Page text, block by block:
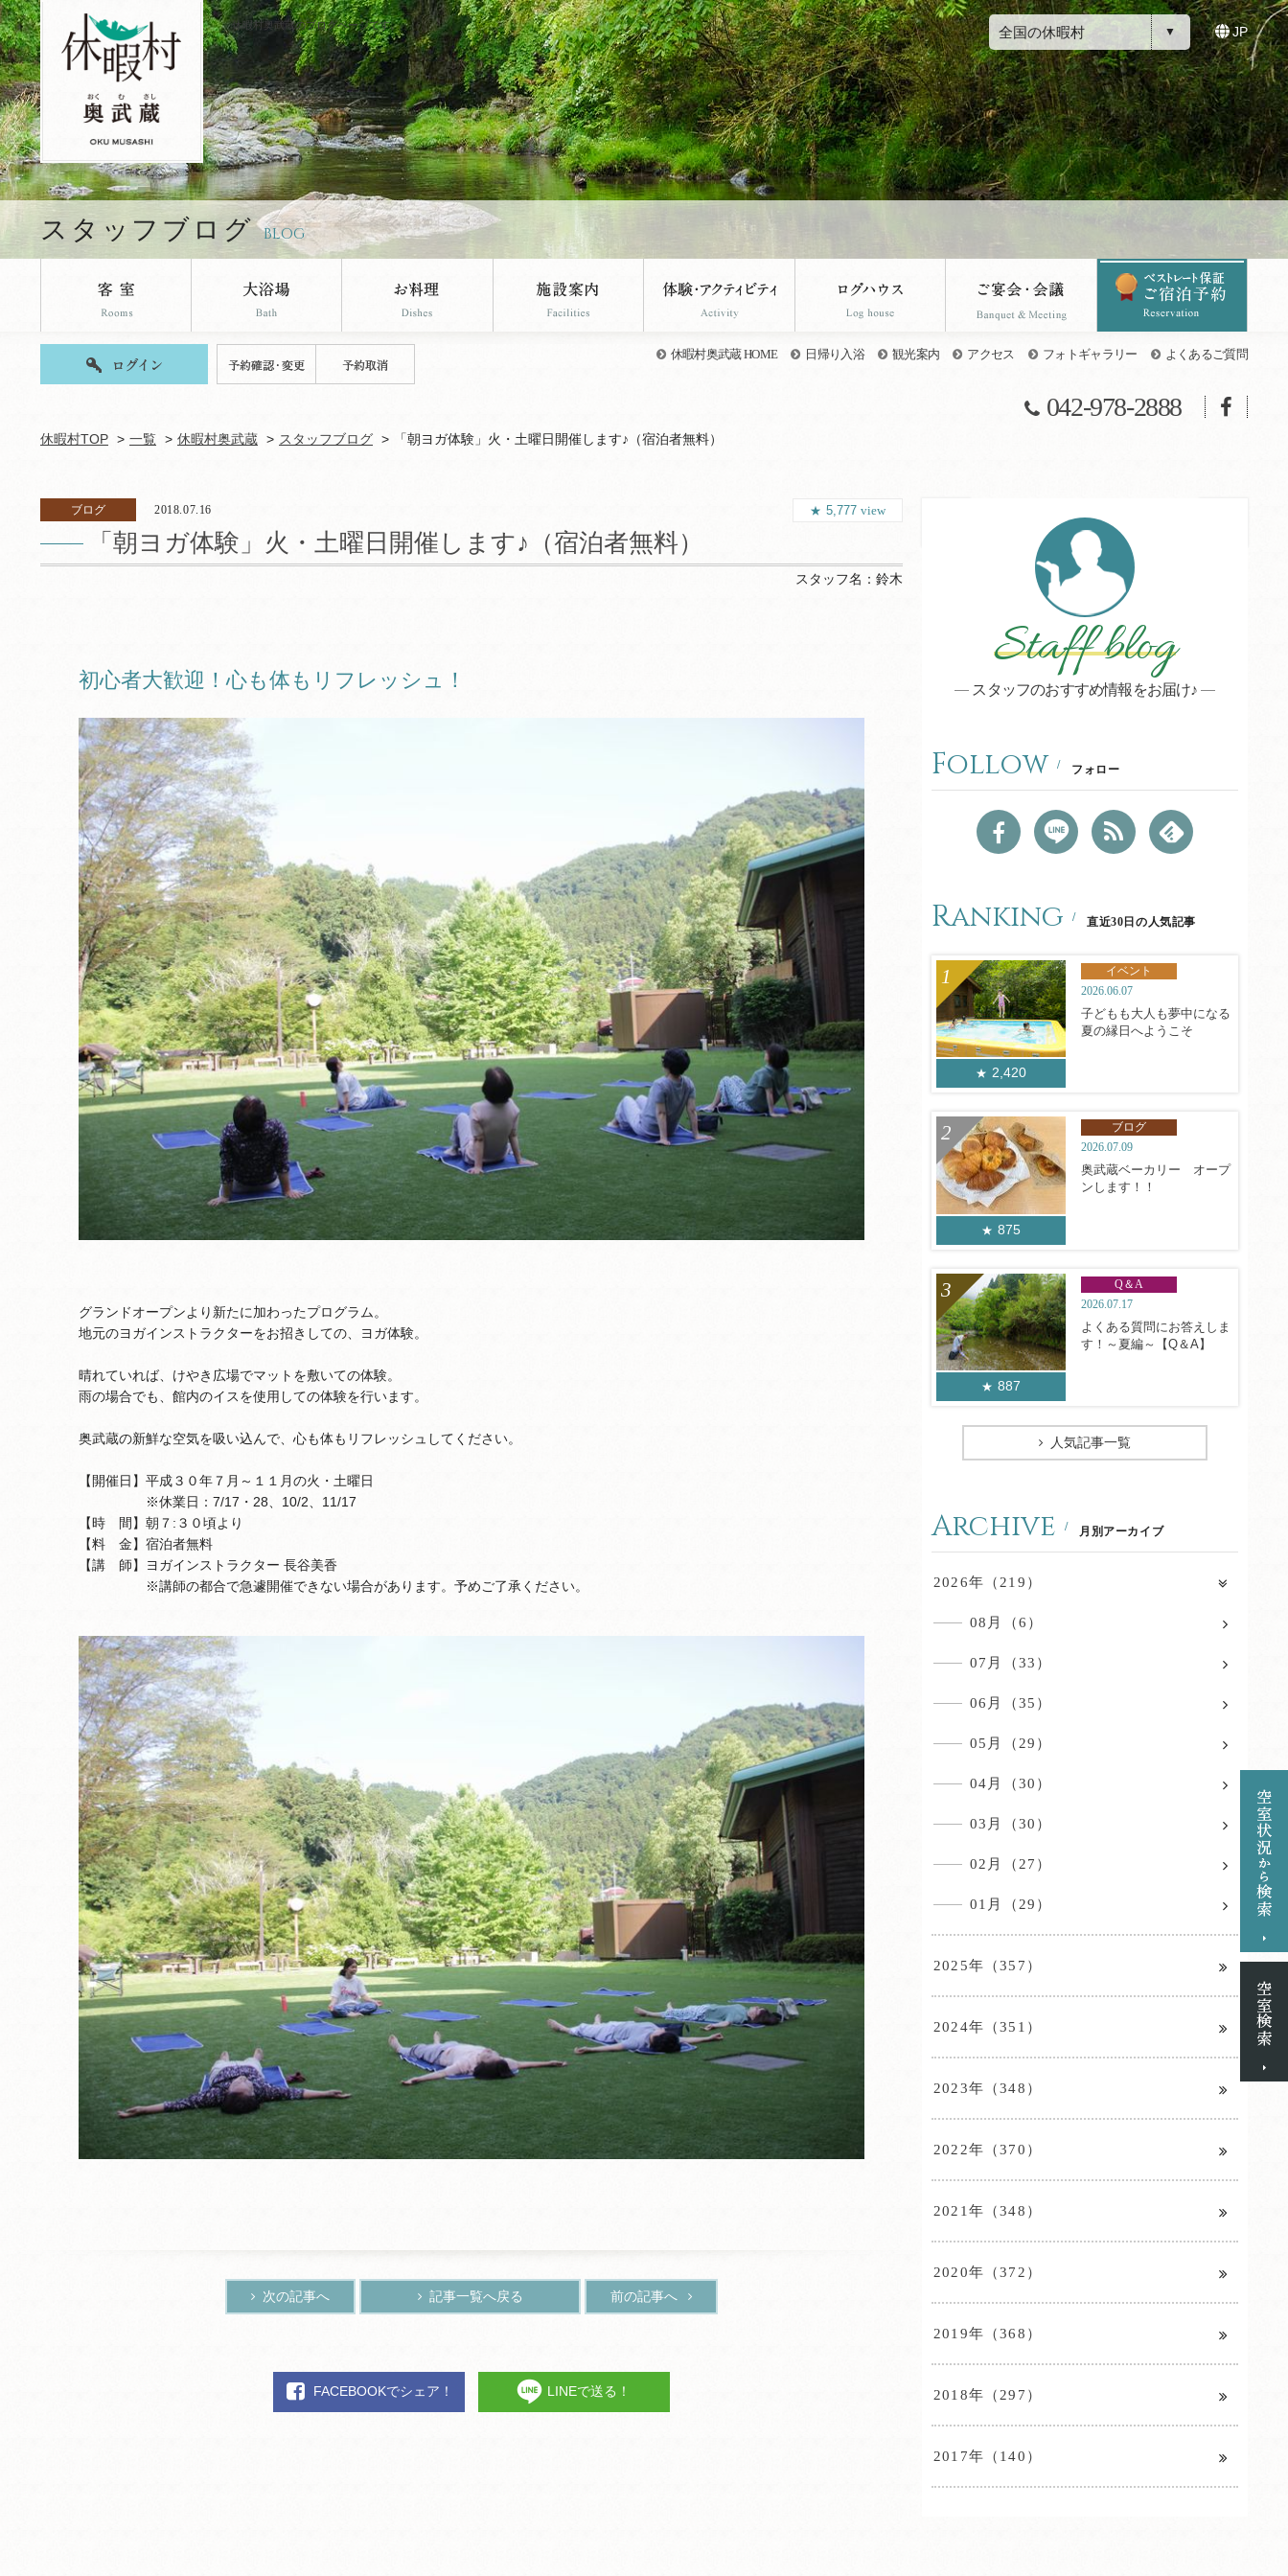
休暇村奥武蔵のブログページです。 全国の休暇村 JP
スタッフブログ BLOG
休暇村奥武蔵 HOME 日帰り入浴 観光案内 アクセス フォトギャラリー よくあるご質問
042-978-2888
休暇村TOP 一覧 休暇村奥武蔵 スタッフブログ 「朝ヨガ体験」火・土曜日開催します♪（宿泊者無料）
ブログ 2018.07.16
「朝ヨガ体験」火・土曜日開催します♪（宿泊者無料）
5,777 view
スタッフ名： 鈴木
初心者大歓迎！心も体もリフレッシュ！
グランドオープンより新たに加わったプログラム。
地元のヨガインストラクターをお招きしての、ヨガ体験。
晴れていれば、けやき広場でマットを敷いての体験。
雨の場合でも、館内のイスを使用しての体験を行います。
奥武蔵の新鮮な空気を吸い込んで、心も体もリフレッシュしてください。
【開催日】平成３０年７月～１１月の火・土曜日
※休業日：7/17・28、10/2、11/17
【時 間】朝７:３０頃より
【料 金】宿泊者無料
【講 師】ヨガインストラクター 長谷美香
※講師の都合で急遽開催できない場合があります。予めご了承ください。
次の記事へ 記事一覧へ戻る 前の記事へ
FACEBOOKでシェア！ LINEで送る！
Staff blog
スタッフのおすすめ情報をお届け♪
Follow フォロー
Ranking 直近30日の人気記事
2,420
イベント
2026.06.07
子どもも大人も夢中になる
夏の縁日へようこそ
875
ブログ
2026.07.09
奥武蔵ベーカリー オープ
ンします！！
887
Q＆A
2026.07.17
よくある質問にお答えしま
す！～夏編～【Q＆A】
人気記事一覧
Archive 月別アーカイブ
2026年（219）
08月（6）
07月（33）
06月（35）
05月（29）
04月（30）
03月（30）
02月（27）
01月（29）
2025年（357）
2024年（351）
2023年（348）
2022年（370）
2021年（348）
2020年（372）
2019年（368）
2018年（297）
2017年（140）